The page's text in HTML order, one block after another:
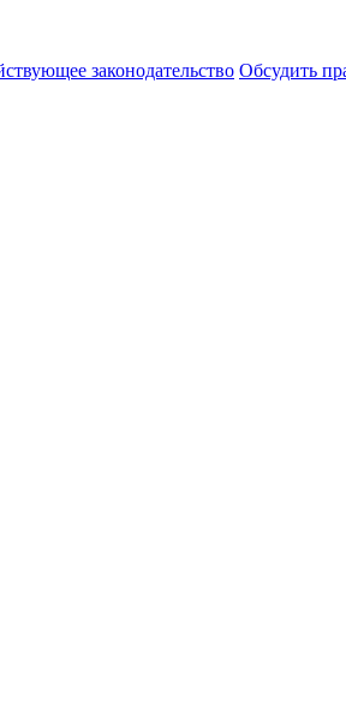
законодательство Обсудить